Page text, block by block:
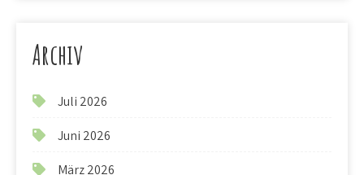
Archiv
Juli 2026
Juni 2026
März 2026